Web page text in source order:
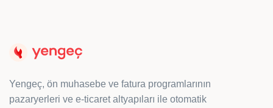
Yengeç, ön muhasebe ve fatura programlarının
pazaryerleri ve e-ticaret altyapıları ile otomatik